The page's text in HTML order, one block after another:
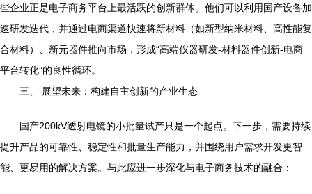
些企业正是电子商务平台上最活跃的创新群体。他们可以利用国产设备加
速研发迭代，并通过电商渠道快速将新材料（如新型纳米材料、高性能复
合材料）、新元器件推向市场，形成“高端仪器研发-材料器件创新-电商
平台转化”的良性循环。
三、 展望未来：构建自主创新的产业生态
国产200kV透射电镜的小批量试产只是一个起点。下一步，需要持续
提升产品的可靠性、稳定性和批量生产能力，并围绕用户需求开发更智
能、更易用的解决方案。与此应进一步深化与电子商务技术的融合：